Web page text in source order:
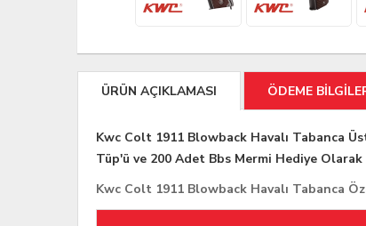
ÜRÜN AÇIKLAMASI ÖDEME
Kwc Colt 1911 Blowback Havalı Tabanca
Tüp'ü ve 200 Adet Bbs Mermi Hediye
Kwc Colt 1911 Blowback Havalı Tabanca